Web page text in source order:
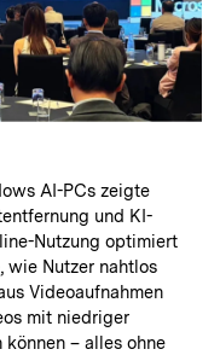
AI-PCs zeigte
und KI-
Nutzung optimiert
wie Nutzer nahtlos
Videoaufnahmen
mit niedriger
– alles ohne